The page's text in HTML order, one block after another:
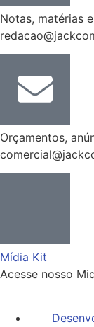
Notas, matérias
Orçamentos,
Mídia Kit
Acesse nosso